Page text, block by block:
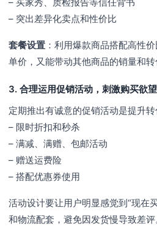
– 突出差异化卖点和性价比
套餐设置 ：利用爆款商品搭配高性
单价，又能带动其他商品的销量和转
3. 合理运用促销活动，刺激购买欲望
定期推出有诚意的促销活动是提升转
– 限时折扣和秒杀
– 满减、满赠、包邮活动
– 赠送运费险
– 搭配优惠券使用
活动设计要让用户明显感觉到“现在
和物流配套，避免因发货慢导致差评